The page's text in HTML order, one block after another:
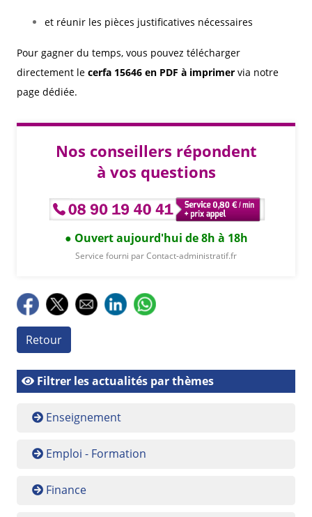
et réunir les pièces justificatives nécessaires
Pour gagner du temps, vous pouvez télécharger
directement le cerfa 15646 en PDF à imprimer via notre
page dédiée.
Nos conseillers répondent
à vos questions
Ouvert aujourd'hui de 8h à 18h
Service fourni par Contact-administratif.fr
Retour
Filtrer les actualités par thèmes
Enseignement
Emploi - Formation
Finance